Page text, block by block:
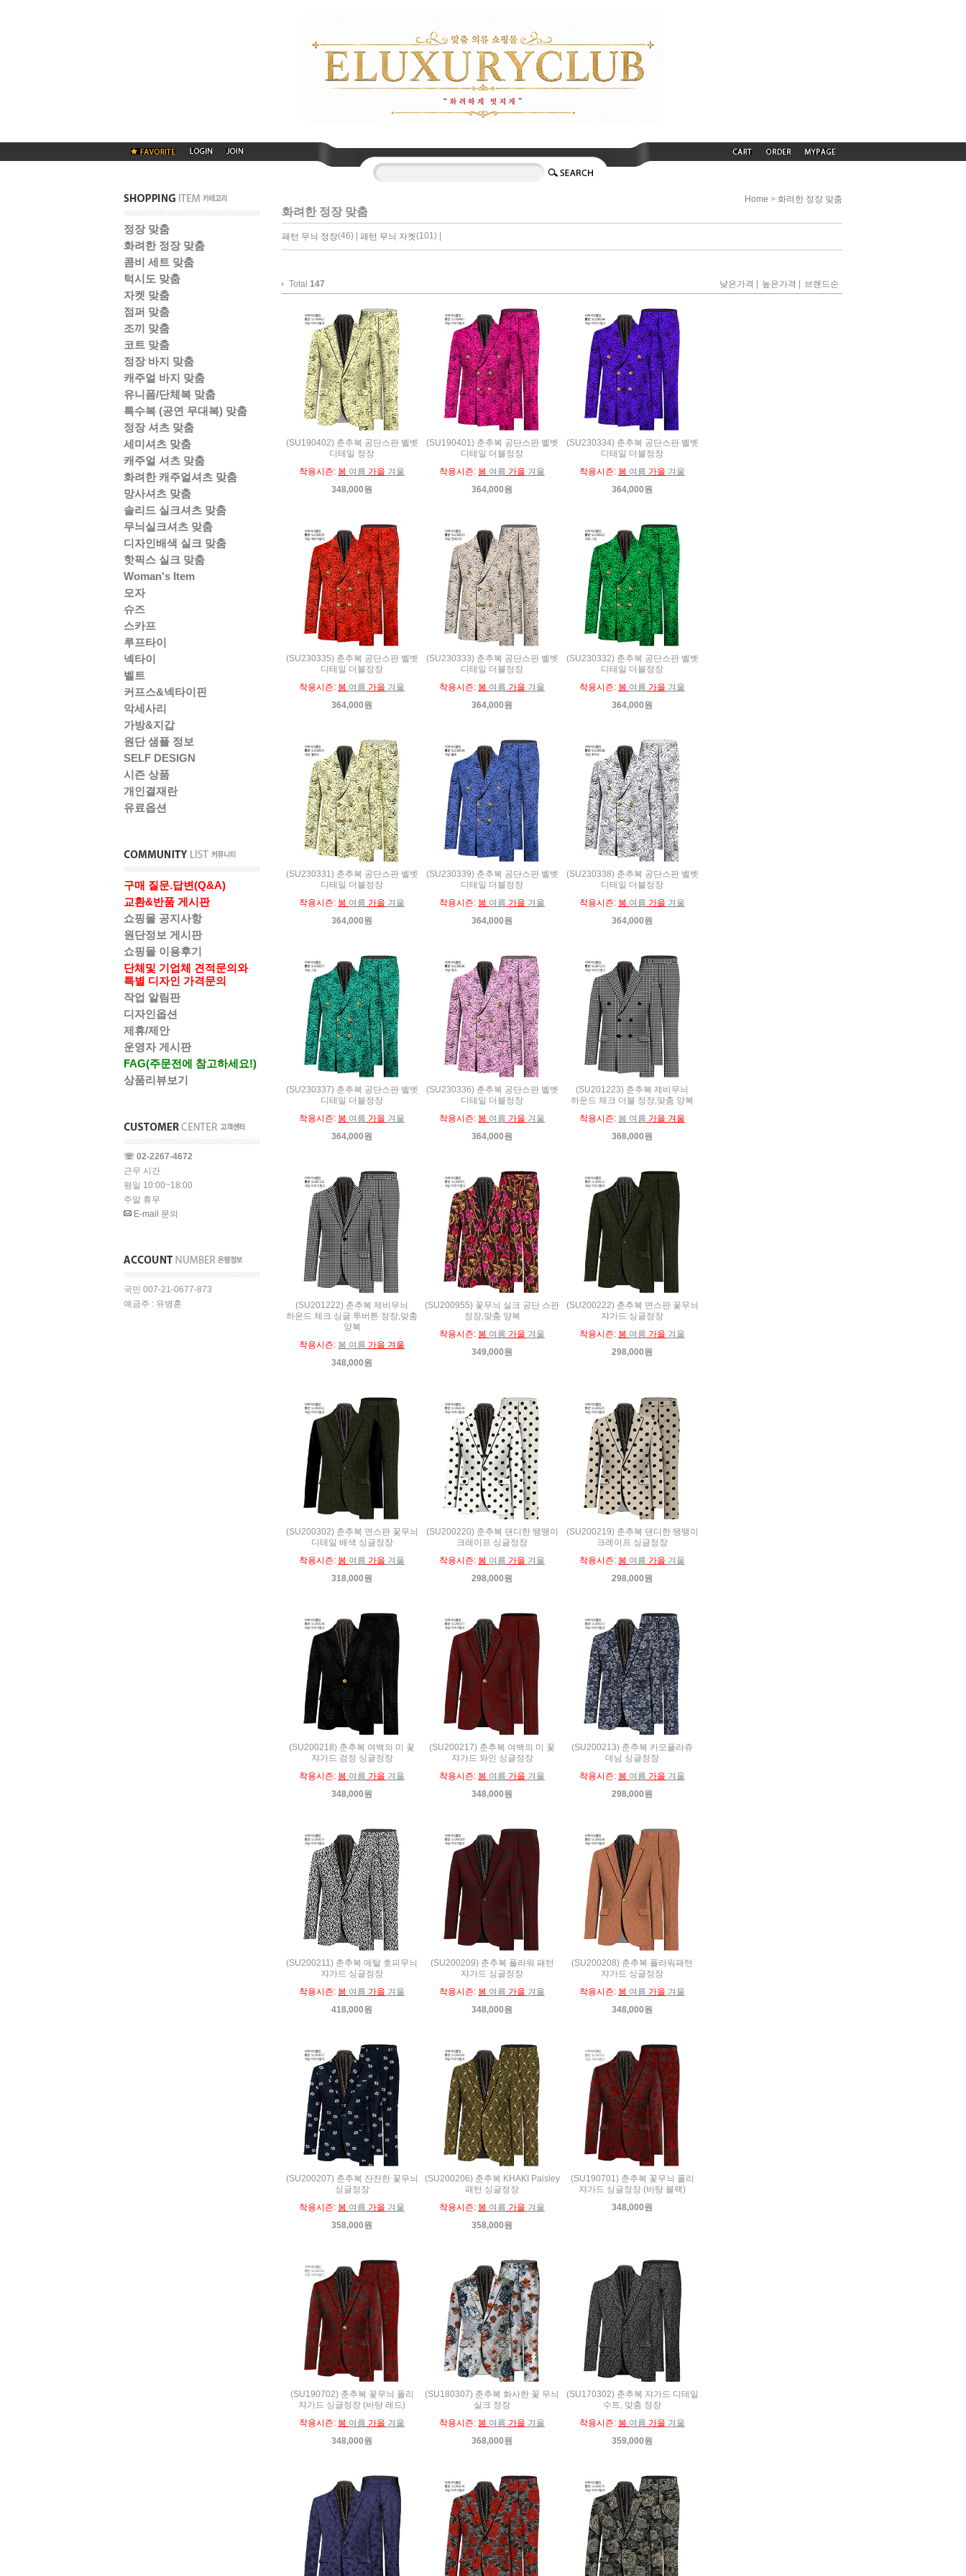
정장 맞춤
화려한 정장 맞춤
콤비 세트 맞춤
턱시도 맞춤
자켓 맞춤
점퍼 맞춤
조끼 맞춤
코트 맞춤
정장 바지 맞춤
캐주얼 바지 맞춤
유니폼/단체복 맞춤
특수복 (공연 무대복) 맞춤
정장 셔츠 맞춤
세미셔츠 맞춤
캐주얼 셔츠 맞춤
화려한 캐주얼셔츠 맞춤
망사셔츠 맞춤
솔리드 실크셔츠 맞춤
무늬실크셔츠 맞춤
디자인배색 실크 맞춤
핫픽스 실크 맞춤
Woman's Item
모자
슈즈
스카프
루프타이
넥타이
벨트
커프스&넥타이핀
악세사리
가방&지갑
원단 샘플 정보
SELF DESIGN
시즌 상품
개인결재란
유료옵션
구매 질문.답변(Q&A)
교환&반품 게시판
쇼핑몰 공지사항
원단정보 게시판
쇼핑몰 이용후기
단체및 기업체 견적문의와
특별 디자인 가격문의
작업 알림판
디자인옵션
제휴/제안
운영자 게시판
FAG(주문전에 참고하세요!)
상품리뷰보기
☏ 02-2267-4672
근무 시간
평일 10:00~18:00
주말 휴무
E-mail 문의
국민 007-21-0677-873
예금주 : 유병훈
Home > 화려한 정장 맞춤
화려한 정장 맞춤
패턴 무늬 정장(46) | 패턴 무늬 자켓(101) |
Total 147 낮은가격 | 높은가격 | 브랜드순
(SU190402) 춘추복 공단스판 벨벳
디테일 정장
착용시즌: 봄 여름 가을 겨울
348,000원
(SU190401) 춘추복 공단스판 벨벳
디테일 더블정장
착용시즌: 봄 여름 가을 겨울
364,000원
(SU230334) 춘추복 공단스판 벨벳
디테일 더블정장
착용시즌: 봄 여름 가을 겨울
364,000원
(SU230335) 춘추복 공단스판 벨벳
디테일 더블정장
착용시즌: 봄 여름 가을 겨울
364,000원
(SU230333) 춘추복 공단스판 벨벳
디테일 더블정장
착용시즌: 봄 여름 가을 겨울
364,000원
(SU230332) 춘추복 공단스판 벨벳
디테일 더블정장
착용시즌: 봄 여름 가을 겨울
364,000원
(SU230331) 춘추복 공단스판 벨벳
디테일 더블정장
착용시즌: 봄 여름 가을 겨울
364,000원
(SU230339) 춘추복 공단스판 벨벳
디테일 더블정장
착용시즌: 봄 여름 가을 겨울
364,000원
(SU230338) 춘추복 공단스판 벨벳
디테일 더블정장
착용시즌: 봄 여름 가을 겨울
364,000원
(SU230337) 춘추복 공단스판 벨벳
디테일 더블정장
착용시즌: 봄 여름 가을 겨울
364,000원
(SU230336) 춘추복 공단스판 벨벳
디테일 더블정장
착용시즌: 봄 여름 가을 겨울
364,000원
(SU201223) 춘추복 제비무늬
하운드 체크 더블 정장,맞춤 양복
착용시즌: 봄 여름 가을 겨울
368,000원
(SU201222) 춘추복 제비무늬
하운드 체크 싱글 투버튼 정장,맞춤
양복
착용시즌: 봄 여름 가을 겨울
348,000원
(SU200955) 꽃무늬 실크 공단 스판
정장,맞춤 양복
착용시즌: 봄 여름 가을 겨울
349,000원
(SU200222) 춘추복 면스판 꽃무늬
쟈가드 싱글정장
착용시즌: 봄 여름 가을 겨울
298,000원
(SU200302) 춘추복 면스판 꽃무늬
디테일 배색 싱글정장
착용시즌: 봄 여름 가을 겨울
318,000원
(SU200220) 춘추복 댄디한 땡땡이
크레이프 싱글정장
착용시즌: 봄 여름 가을 겨울
298,000원
(SU200219) 춘추복 댄디한 땡땡이
크레이프 싱글정장
착용시즌: 봄 여름 가을 겨울
298,000원
(SU200218) 춘추복 여백의 미 꽃
쟈가드 검정 싱글정장
착용시즌: 봄 여름 가을 겨울
348,000원
(SU200217) 춘추복 여백의 미 꽃
쟈가드 와인 싱글정장
착용시즌: 봄 여름 가을 겨울
348,000원
(SU200213) 춘추복 카모플라쥬
데님 싱글정장
착용시즌: 봄 여름 가을 겨울
298,000원
(SU200211) 춘추복 메탈 호피무늬
쟈가드 싱글정장
착용시즌: 봄 여름 가을 겨울
418,000원
(SU200209) 춘추복 플라워 패턴
쟈가드 싱글정장
착용시즌: 봄 여름 가을 겨울
348,000원
(SU200208) 춘추복 플라워패턴
쟈가드 싱글정장
착용시즌: 봄 여름 가을 겨울
348,000원
(SU200207) 춘추복 잔잔한 꽃무늬
싱글정장
착용시즌: 봄 여름 가을 겨울
358,000원
(SU200206) 춘추복 KHAKI Paisley
패턴 싱글정장
착용시즌: 봄 여름 가을 겨울
358,000원
(SU190701) 춘추복 꽃무늬 폴리
쟈가드 싱글정장 (바탕 블랙)
348,000원
(SU190702) 춘추복 꽃무늬 폴리
쟈가드 싱글정장 (바탕 레드)
착용시즌: 봄 여름 가을 겨울
348,000원
(SU180307) 춘추복 화사한 꽃 무늬
실크 정장
착용시즌: 봄 여름 가을 겨울
368,000원
(SU170302) 춘추복 쟈가드 디테일
수트, 맞춤 정장
착용시즌: 봄 여름 가을 겨울
359,000원